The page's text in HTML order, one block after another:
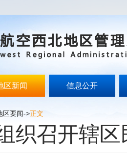
区新闻 信息公开
区要闻->正文
织召开辖